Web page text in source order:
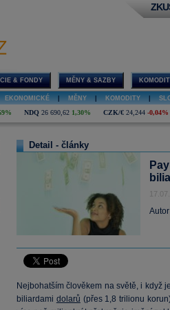
& FONDY MĚNY & SAZBY
EKONOMICKÉ MĚNY KOMODITY
NDQ 26 690,62 1,30% CZK/€ 24,244 -0,04%
Detail - články
Nejbohatším člověkem na světě, i když
biliardami dolarů (přes 1,8 trilionu